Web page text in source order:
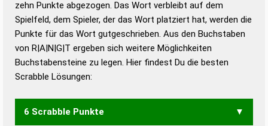
Duden – Richtiges und gutes
Deutsch
Duden – Die deutsche Grammatik
Duden – Deutsches
zehn Punkte abgezogen. Das Wort verbleibt auf dem
Spielfeld, dem Spieler, der das Wort platziert hat, werden die
Punkte für das Wort gutgeschrieben. Aus den Buchstaben
von R|A|N|G|T ergeben sich weitere Möglichkeiten
Buchstabensteine zu legen. Hier findest Du die besten
Scrabble Lösungen:
6 Scrabble Punkte